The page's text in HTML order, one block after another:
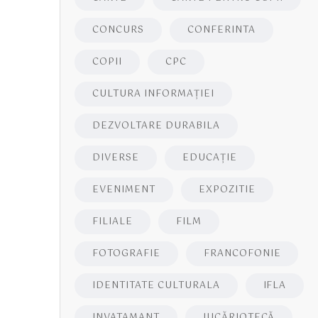
CONCURS CONFERINTA
COPII CPC
CULTURA INFORMAŢIEI
DEZVOLTARE DURABILA
DIVERSE EDUCAŢIE
EVENIMENT EXPOZITIE
FILIALE FILM
FOTOGRAFIE FRANCOFONIE
IDENTITATE CULTURALA IFLA